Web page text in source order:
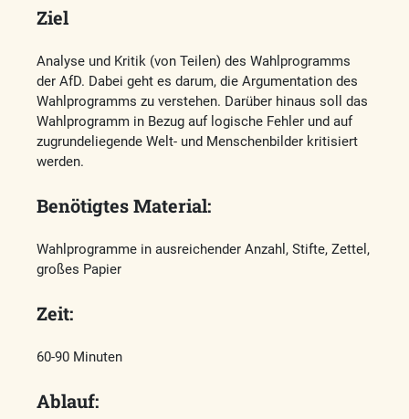
Ziel
Analyse und Kritik (von Teilen) des Wahlprogramms
der AfD. Dabei geht es darum, die Argumentation des
Wahlprogramms zu verstehen. Darüber hinaus soll das
Wahlprogramm in Bezug auf logische Fehler und auf
zugrundeliegende Welt- und Menschenbilder kritisiert
werden.
Benötigtes Material:
Wahlprogramme in ausreichender Anzahl, Stifte, Zettel,
großes Papier
Zeit:
60-90 Minuten
Ablauf: